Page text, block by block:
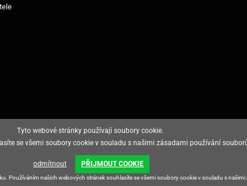
Tyto webové stránky používají soubory cookie.
se všemi soubory cookie v souladu s našimi zásadami používání
odmítnout PŘIJMOUT COOKIE
Používáním našich webových stránek souhlasíte se všemi soubory cookie v souladu s